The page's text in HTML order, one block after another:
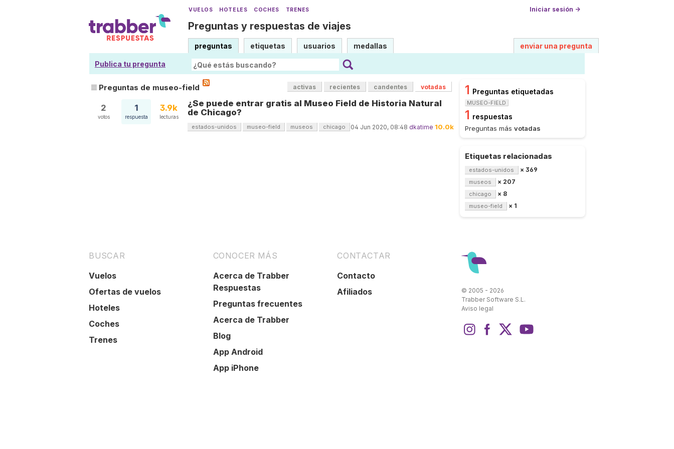
VUELOS HOTELES COCHES TRENES Iniciar sesión →
Preguntas y respuestas de viajes
preguntas etiquetas usuarios medallas enviar una pregunta
Publica tu pregunta
Preguntas de museo-field activas recientes candentes votadas
2
votos
1
respuesta
3.9k
lecturas
¿Se puede entrar gratis al Museo Field de Historia Natural
de Chicago?
04 Jun 2020, 08:48 dkatime 10.0k
estados-unidos museo-field museos chicago
1 Preguntas etiquetadas
MUSEO-FIELD
1 respuestas
Preguntas más votadas
Etiquetas relacionadas
estados-unidos × 369
museos × 207
chicago × 8
museo-field × 1
BUSCAR
Vuelos
Ofertas de vuelos
Hoteles
Coches
Trenes
CONOCER MÁS
Acerca de Trabber
Respuestas
Preguntas frecuentes
Acerca de Trabber
Blog
App Android
App iPhone
CONTACTAR
Contacto
Afiliados
© 2005 - 2026
Trabber Software S.L.
Aviso legal